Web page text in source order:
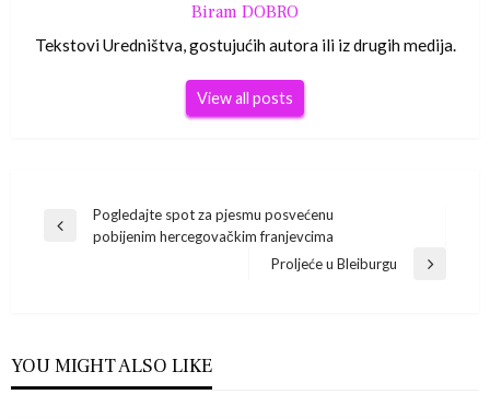
Biram DOBRO
Tekstovi Uredništva, gostujućih autora ili iz drugih medija.
View all posts
Navigacija
Previous
Pogledajte spot za pjesmu posvećenu
pobijenim hercegovačkim franjevcima
Next
Proljeće u Bleiburgu
YOU MIGHT ALSO LIKE